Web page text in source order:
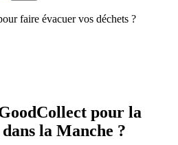
faire évacuer vos déchets ?
pour la
la Manche ?